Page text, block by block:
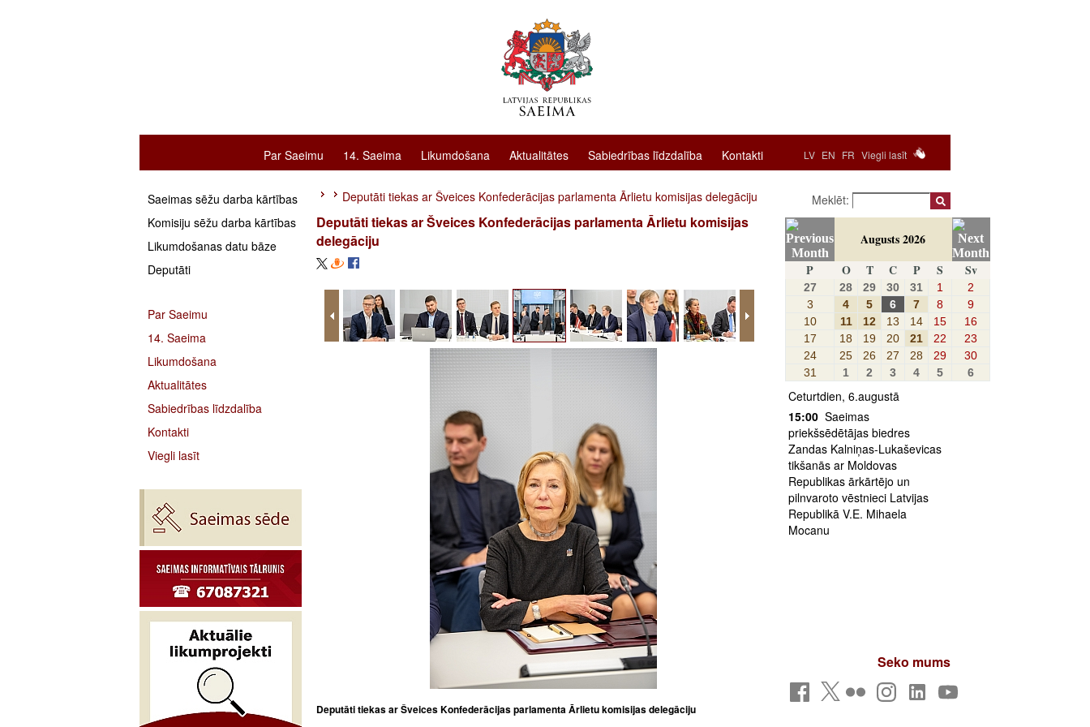
LV EN FR Viegli lasīt
Par Saeimu 14. Saeima Likumdošana Aktualitātes Sabiedrības līdzdalība Kontakti
Saeimas sēžu darba kārtības
Komisiju sēžu darba kārtības
Likumdošanas datu bāze
Deputāti
Par Saeimu
14. Saeima
Likumdošana
Aktualitātes
Sabiedrības līdzdalība
Kontakti
Viegli lasīt
Deputāti tiekas ar Šveices Konfederācijas parlamenta Ārlietu komisijas delegāciju
Deputāti tiekas ar Šveices Konfederācijas parlamenta Ārlietu komisijas
delegāciju
Deputāti tiekas ar Šveices Konfederācijas parlamenta Ārlietu komisijas delegāciju
Meklēt:
Augusts 2026
P
O T C P S Sv
27 28 29 30 31 1
2
3
4 5 6 7 8
9
10
11 12 13 14 15
16
17
18 19 20 21 22
23
24
25 26 27 28 29
30
31
1 2 3 4 5 6
Ceturtdien, 6.augustā
15:00 Saeimas
priekšsēdētājas biedres
Zandas Kalniņas-Lukaševicas
tikšanās ar Moldovas
Republikas ārkārtējo un
pilnvaroto vēstnieci Latvijas
Republikā V.E. Mihaela
Mocanu
Seko mums